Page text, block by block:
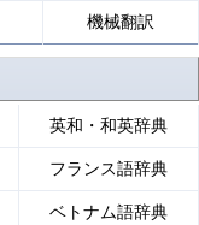
機械翻訳
英和・和英辞典
フランス語辞典
ベトナム語辞典